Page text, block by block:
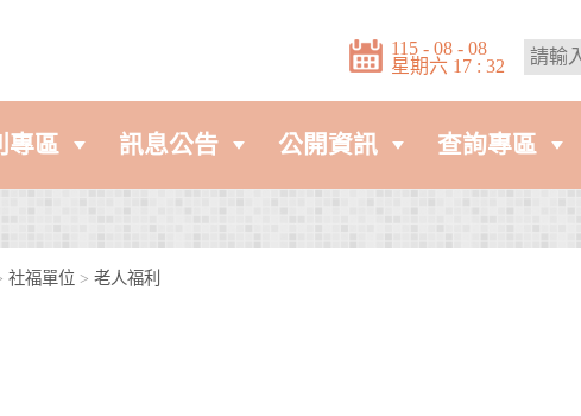
115 - 08 - 08
星期六 17 : 32
專區 訊息公告 公開資訊 查詢專區
社福單位 > 老人福利